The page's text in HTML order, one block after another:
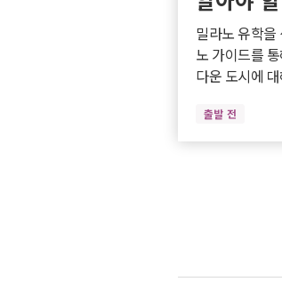
밀라노 유학을
노 가이드를
다운 도시에
출발 전